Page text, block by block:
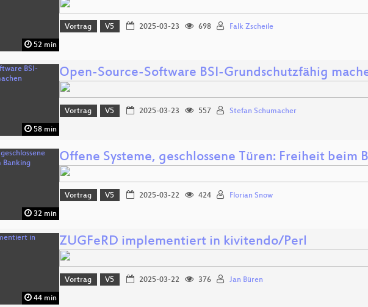
52 min
Vortrag V5 2025-03-23 698 Falk Zscheile
58 min
Open-Source-Software BSI-Grundschutzfähig
Vortrag V5 2025-03-23 557 Stefan Schumacher
32 min
Offene Systeme, geschlossene Türen: Freiheit beim
Vortrag V5 2025-03-22 424 Florian Snow
44 min
ZUGFeRD implementiert in kivitendo/Perl
Vortrag V5 2025-03-22 376 Jan Büren